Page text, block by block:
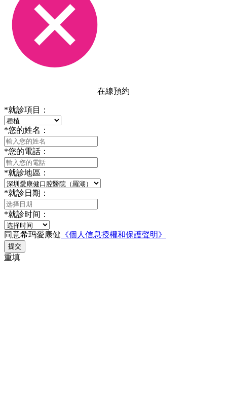
在線預約
*就診項目：
*您的姓名：
*您的電話：
*就診地區：
*就診日期：
*就診时间：
同意希玛愛康健 《個人信息授權和保護聲明》
提交
重填